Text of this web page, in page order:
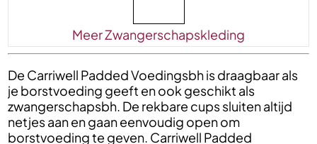
Meer Zwangerschapskleding
De Carriwell Padded Voedingsbh is draagbaar als
je borstvoeding geeft en ook geschikt als
zwangerschapsbh. De rekbare cups sluiten altijd
netjes aan en gaan eenvoudig open om
borstvoeding te geven. Carriwell Padded